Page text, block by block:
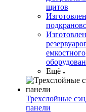
щитов
емкостного
Ещё
Трехслойные
панели